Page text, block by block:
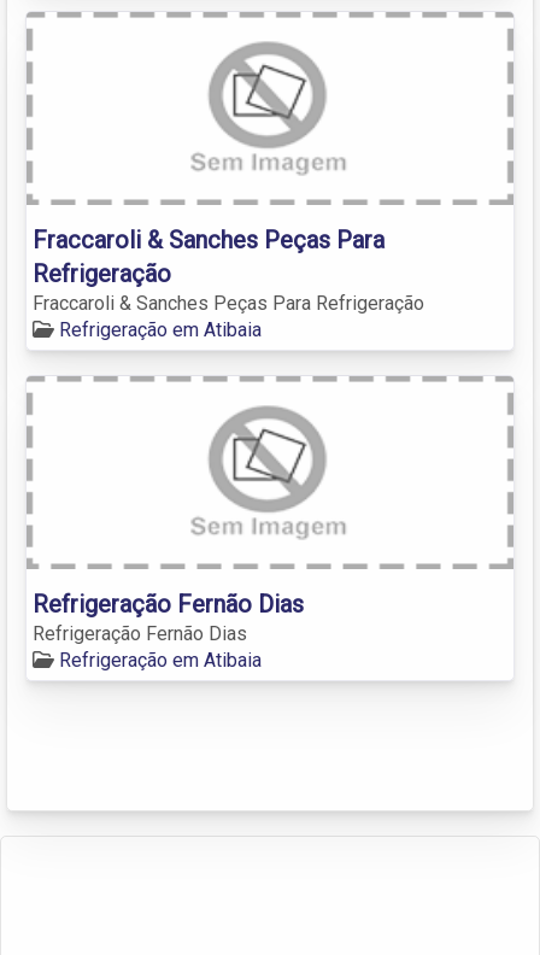
Fraccaroli & Sanches Peças Para
Refrigeração
Fraccaroli & Sanches Peças Para Refrigeração
Refrigeração em Atibaia
Refrigeração Fernão Dias
Refrigeração Fernão Dias
Refrigeração em Atibaia